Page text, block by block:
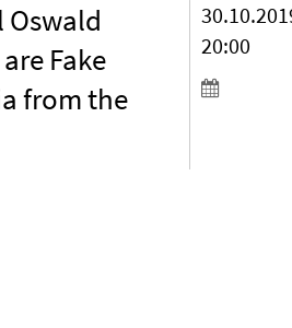
Oswald
Fake
from the
20:00